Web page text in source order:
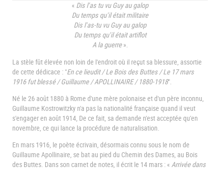
« Dis l'as tu vu Guy au galop
Du temps qu'il était militaire
Dis l'as-tu vu Guy au galop
Du temps qu'il était artiflot
A la guerre».
La stèle fût élevée non loin de l'endroit où il reçut sa blessure, assortie
de cette dédicace : "En ce lieudit / Le Bois des Buttes / Le 17 mars
1916 fut blessé / Guillaume / APOLLINAIRE / 1880-1918".
Né le 26 août 1880 à Rome d'une mère polonaise et d'un père inconnu,
Guillaume Kostrowitzky n'a pas la nationalité française quand il veut
s'engager en août 1914, De ce fait, sa demande n'est acceptée qu'en
novembre, ce qui lance la procédure de naturalisation.
En mars 1916, le poète écrivain, désormais connu sous le nom de
Guillaume Apollinaire, se bat au pied du Chemin des Dames, au Bois
des Buttes. Dans son carnet de notes, il écrit le 14 mars : « Arrivée dans